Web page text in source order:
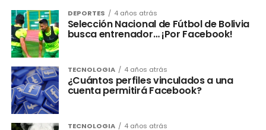
DEPORTES 4 años atrás
Selección Nacional de Fútbol de Bolivia
busca entrenador… ¡Por Facebook!
TECNOLOGIA 4 años atrás
¿Cuántos perfiles vinculados a una
cuenta permitirá Facebook?
TECNOLOGIA 4 años atrás